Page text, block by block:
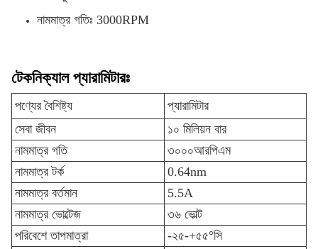
নামমাত্র গতিঃ 3000RPM
টেকনিক্যাল প্যারামিটারঃ
পণ্যের বৈশিষ্ট্য
প্যারামিটার
সেবা জীবন
১০ মিলিয়ন বার
নামমাত্র গতি
৩০০০আরপিএম
নামমাত্র টর্ক
0.64nm
নামমাত্র বর্তমান
5.5A
নামমাত্র ভোল্টেজ
৩৬ ভোল্ট
পরিবেশে তাপমাত্রা
-২৫-+৫৫°সি